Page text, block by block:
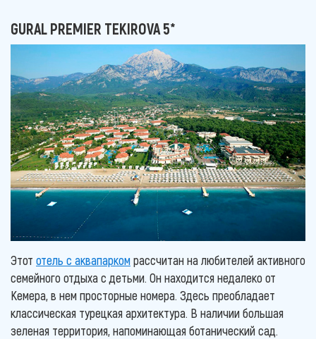
GURAL PREMIER TEKIROVA 5*
Этот отель с аквапаркомрассчитан на любителей активного
семейного отдыха с детьми. Он находится недалеко от
Кемера, в нем просторные номера. Здесь преобладает
классическая турецкая архитектура. В наличии большая
зеленая территория, напоминающая ботанический сад.